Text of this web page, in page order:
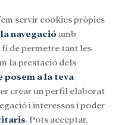
servir cookies pròpies
navegació amb
de permetre tant les
la prestació dels
posem a la teva
crear un perfil elaborat
i interessos i poder
. Pots acceptar,